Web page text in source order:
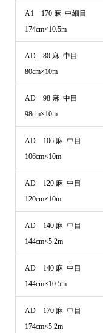
A1 170 麻 中細目
174cm×10.5m
AD 80 麻 中目
80cm×10m
AD 98 麻 中目
98cm×10m
AD 106 麻 中目
106cm×10m
AD 120 麻 中目
120cm×10m
AD 140 麻 中目
144cm×5.2m
AD 140 麻 中目
144cm×10.5m
AD 170 麻 中目
174cm×5.2m